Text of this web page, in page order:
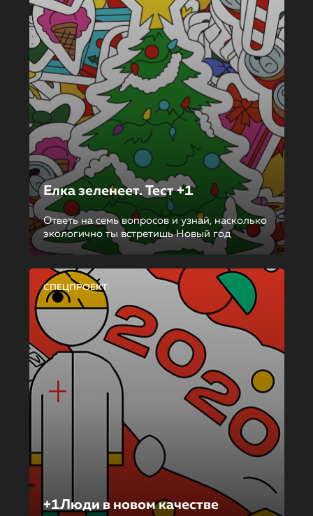
Елка зеленеет. Тест +1
Ответь на семь вопросов и узнай, насколько
экологично ты встретишь Новый год
СПЕЦПРОЕКТ
+1Люди в новом качестве